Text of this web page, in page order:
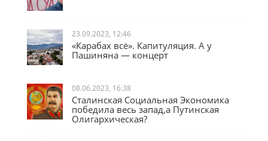
23.09.2023, 12:46
«Карабах всё». Капитуляция. А у
Пашиняна — концерт
08.06.2023, 16:38
Сталинская Социальная Экономика
победила весь запад,а Путинская
Олигархическая?